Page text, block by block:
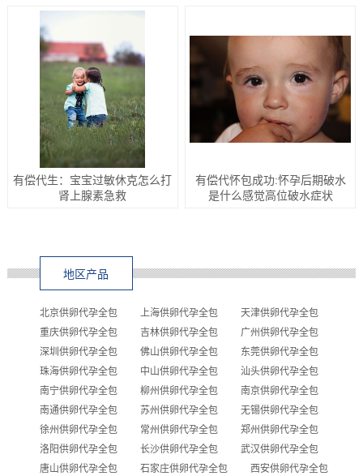
有偿代生：宝宝过敏休克怎么打
肾上腺素急救
有偿代怀包成功:怀孕后期破水
是什么感觉高位破水症状
地区产品
北京供卵代孕全包 上海供卵代孕全包
天津供卵代孕全包
重庆供卵代孕全包
吉林供卵代孕全包
广州供卵代孕全包
深圳供卵代孕全包
佛山供卵代孕全包
东莞供卵代孕全包
珠海供卵代孕全包
中山供卵代孕全包
汕头供卵代孕全包
南宁供卵代孕全包
柳州供卵代孕全包
南京供卵代孕全包
南通供卵代孕全包
苏州供卵代孕全包
无锡供卵代孕全包
徐州供卵代孕全包
常州供卵代孕全包
郑州供卵代孕全包
洛阳供卵代孕全包
长沙供卵代孕全包
武汉供卵代孕全包
唐山供卵代孕全包
石家庄供卵代孕全包 西安供卵代孕全包